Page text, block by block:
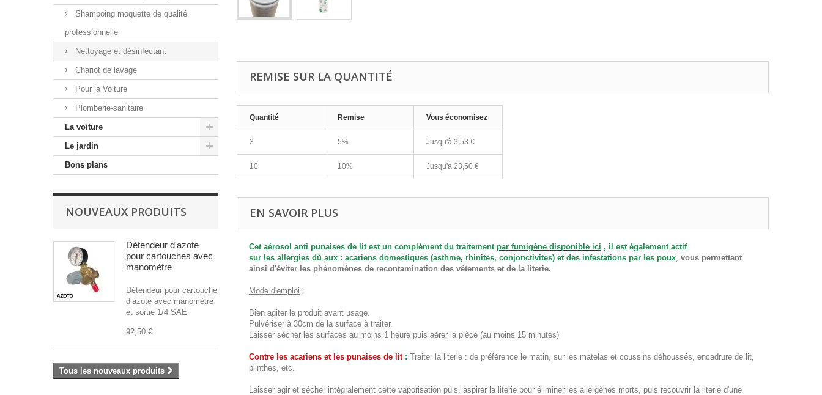
Shampoing moquette de qualité
professionnelle
Nettoyage et désinfectant
Chariot de lavage
Pour la Voiture
Plomberie-sanitaire
La voiture
Le jardin
Bons plans
NOUVEAUX PRODUITS
Détendeur d'azote
pour cartouches avec
manomètre
Détendeur pour cartouche
d’azote avec manomètre
et sortie 1/4 SAE
92,50 €
Tous les nouveaux produits
REMISE SUR LA QUANTITÉ
Quantité Remise Vous économisez
3 5% Jusqu'à 3,53 €
10 10% Jusqu'à 23,50 €
EN SAVOIR PLUS
Cet aérosol anti punaises de lit est un complément du traitement par fumigène disponible ici , il est également actif
sur les allergies dù aux : acariens domestiques (asthme, rhinites, conjonctivites) et des infestations par les poux, vous permettant
ainsi d'éviter les phénomènes de recontamination des vêtements et de la literie.
Mode d'emploi :
Bien agiter le produit avant usage.
Pulvériser à 30cm de la surface à traiter.
Laisser sécher les surfaces au moins 1 heure puis aérer la pièce (au moins 15 minutes)
Contre les acariens et les punaises de lit: Traiter la literie : de préférence le matin, sur les matelas et coussins déhoussés, encadrure de lit,
plinthes, etc.
Laisser agir et sécher intégralement cette vaporisation puis, aspirer la literie pour éliminer les allergènes morts, puis recouvrir la literie d'une